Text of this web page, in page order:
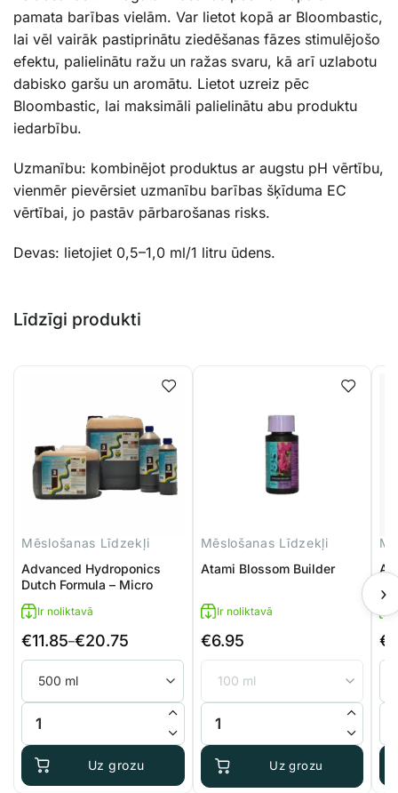
pamata barības vielām. Var lietot kopā ar Bloombastic,
lai vēl vairāk pastiprinātu ziedēšanas fāzes stimulējošo
efektu, palielinātu ražu un ražas svaru, kā arī uzlabotu
dabisko garšu un aromātu. Lietot uzreiz pēc
Bloombastic, lai maksimāli palielinātu abu produktu
iedarbību.
Uzmanību: kombinējot produktus ar augstu pH vērtību,
vienmēr pievērsiet uzmanību barības šķīduma EC
vērtībai, jo pastāv pārbarošanas risks.
Devas: lietojiet 0,5–1,0 ml/1 litru ūdens.
Līdzīgi produkti
Mēslošanas Līdzekļi
Advanced Hydroponics
Dutch Formula – Micro
Ir noliktavā
€11.85–€20.75
Price
range:
€11.85
through
€20.75
Advanced Hydroponics Dutch Formula - Micro daudzums
Uz grozu
Mēslošanas Līdzekļi
Atami Blossom Builder
Ir noliktavā
€6.95
Atami Blossom Builder
Uz grozu
€
›